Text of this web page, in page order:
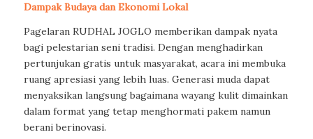
Dampak Budaya dan Ekonomi Lokal
Pagelaran RUDHAL JOGLO memberikan dampak nyata
bagi pelestarian seni tradisi. Dengan menghadirkan
pertunjukan gratis untuk masyarakat, acara ini membuka
ruang apresiasi yang lebih luas. Generasi muda dapat
menyaksikan langsung bagaimana wayang kulit dimainkan
dalam format yang tetap menghormati pakem namun
berani berinovasi.